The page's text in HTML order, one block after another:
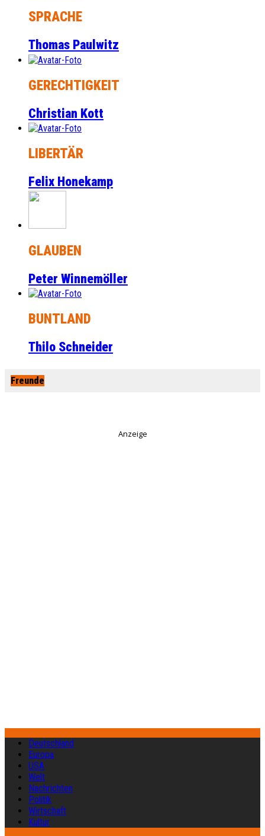
SPRACHE
Thomas Paulwitz
GERECHTIGKEIT
Christian Kott
LIBERTÄR
Felix Honekamp
GLAUBEN
Peter Winnemöller
BUNTLAND
Thilo Schneider
Freunde
Anzeige
Deutschland
Europa
USA
Welt
Nachrichten
Politik
Wirtschaft
Kultur